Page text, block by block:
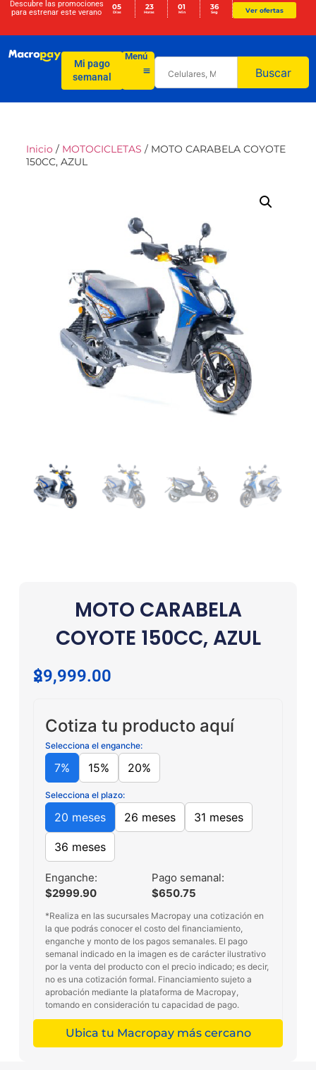
Descubre las promociones
para estrenar este verano
05
Días
23
Horas
01
Min
36
Seg Ver ofertas
Mi pago
semanal
Menú
Buscar
Inicio / MOTOCICLETAS / MOTO CARABELA COYOTE
150CC, AZUL
MOTO CARABELA
COYOTE 150CC, AZUL
$
29,999.00
Cotiza tu producto aquí
Selecciona el enganche:
7% 15% 20%
Selecciona el plazo:
20 meses 26 meses 31 meses
36 meses
Enganche:
$2999.90
Pago semanal:
$650.75
*Realiza en las sucursales Macropay una cotización en
la que podrás conocer el costo del financiamiento,
enganche y monto de los pagos semanales. El pago
semanal indicado en la imagen es de carácter ilustrativo
por la venta del producto con el precio indicado; es decir,
no es una cotización formal. Financiamiento sujeto a
aprobación mediante la plataforma de Macropay,
tomando en consideración tu capacidad de pago.
Ubica tu Macropay más cercano